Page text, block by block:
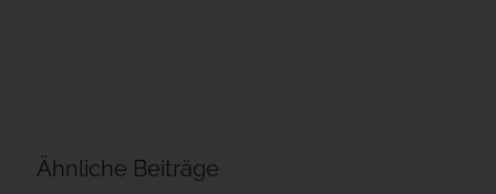
Ähnliche Beiträge